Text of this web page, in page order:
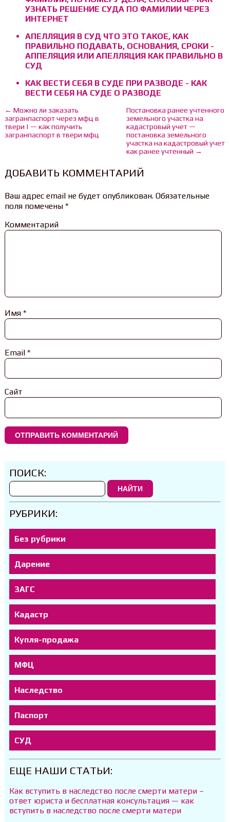
УЗНАТЬ РЕШЕНИЕ СУДА ПО ФАМИЛИИ ЧЕРЕЗ
ИНТЕРНЕТ
АПЕЛЛЯЦИЯ В СУД ЧТО ЭТО ТАКОЕ, КАК
ПРАВИЛЬНО ПОДАВАТЬ, ОСНОВАНИЯ, СРОКИ -
АППЕЛЯЦИЯ ИЛИ АПЕЛЛЯЦИЯ КАК ПРАВИЛЬНО В
СУД
КАК ВЕСТИ СЕБЯ В СУДЕ ПРИ РАЗВОДЕ - КАК
ВЕСТИ СЕБЯ НА СУДЕ О РАЗВОДЕ
← Можно ли заказать
загранпаспорт через мфц в
твери | — как получить
загранпаспорт в твери мфц
Постановка ранее учтенного
земельного участка на
кадастровый учет —
постановка земельного
участка на кадастровый учет
как ранее учтенный →
ДОБАВИТЬ КОММЕНТАРИЙ
Ваш адрес email не будет опубликован.Обязательные
поля помечены *
Комментарий
Имя *
Email *
Сайт
ПОИСК:
НАЙТИ
РУБРИКИ:
Без рубрики
Дарение
ЗАГС
Кадастр
Купля-продажа
МФЦ
Наследство
Паспорт
СУД
ЕЩЕ НАШИ СТАТЬИ:
Как вступить в наследство после смерти матери –
ответ юриста и бесплатная консультация — как
вступить в наследство после смерти матери